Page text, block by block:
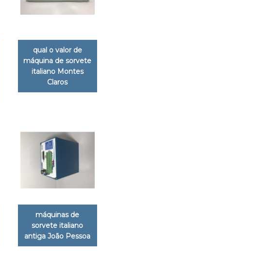
qual o valor de
máquina de sorvete
italiano Montes
Claros
máquinas de
sorvete italiano
antiga João Pessoa